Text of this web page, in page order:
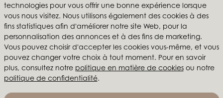
technologies pour vous offrir une bonne expérience lorsque
vous nous visitez. Nous utilisons également des cookies à des
fins statistiques afin d'améliorer notre site Web, pour la
personnalisation des annonces et à des fins de marketing.
Vous pouvez choisir d'accepter les cookies vous-même, et vous
pouvez changer votre choix à tout moment. Pour en savoir
plus, consultez notre politique en matière de cookiesou notre
politique de confidentialité.
Suivez-nous
Affari of Sweden
Qui sommes-nous?
Inspiration